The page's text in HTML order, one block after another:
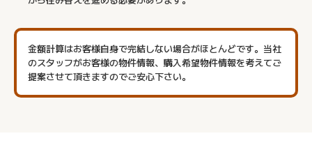
金額計算はお客様自身で完結しない場合がほとんどです。当社
のスタッフがお客様の物件情報、購入希望物件情報を考えてご
提案させて頂きますのでご安心下さい。